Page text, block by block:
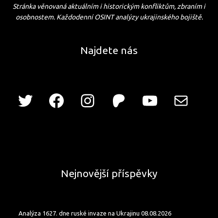
Stránka věnovaná aktuálním i historickým konfliktům, zbraním i
osobnostem. Každodenní OSINT analýzy ukrajinského bojiště.
Najdete nás
Nejnovější příspěvky
Analýza 1627. dne ruské invaze na Ukrajinu 08.08.2026